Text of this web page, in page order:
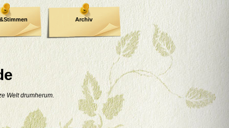
Welt drumherum.
Archiv